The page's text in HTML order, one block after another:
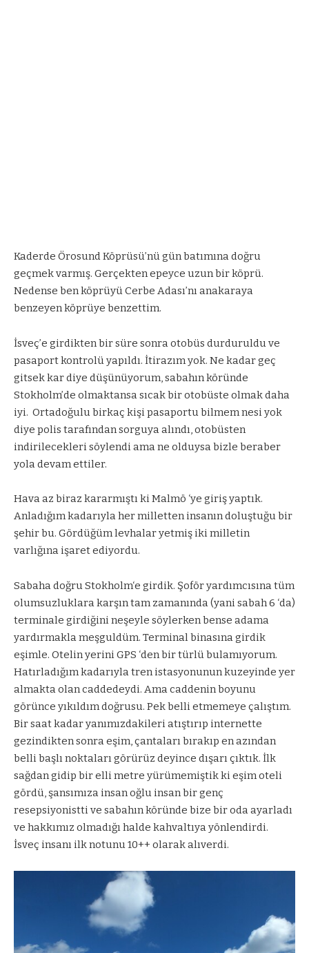
Kaderde Örosund Köprüsü’nü gün batımına doğru
geçmek varmış. Gerçekten epeyce uzun bir köprü.
Nedense ben köprüyü Cerbe Adası’nı anakaraya
benzeyen köprüye benzettim.
İsveç’e girdikten bir süre sonra otobüs durduruldu ve
pasaport kontrolü yapıldı. İtirazım yok. Ne kadar geç
gitsek kar diye düşünüyorum, sabahın köründe
Stokholm’de olmaktansa sıcak bir otobüste olmak daha
iyi. Ortadoğulu birkaç kişi pasaportu bilmem nesi yok
diye polis tarafından sorguya alındı, otobüsten
indirilecekleri söylendi ama ne olduysa bizle beraber
yola devam ettiler.
Hava az biraz kararmıştı ki Malmö ‘ye giriş yaptık.
Anladığım kadarıyla her milletten insanın doluştuğu bir
şehir bu. Gördüğüm levhalar yetmiş iki milletin
varlığına işaret ediyordu.
Sabaha doğru Stokholm‘e girdik. Şoför yardımcısına tüm
olumsuzluklara karşın tam zamanında (yani sabah 6 ‘da)
terminale girdiğini neşeyle söylerken bense adama
yardırmakla meşguldüm. Terminal binasına girdik
eşimle. Otelin yerini GPS ‘den bir türlü bulamıyorum.
Hatırladığım kadarıyla tren istasyonunun kuzeyinde yer
almakta olan caddedeydi. Ama caddenin boyunu
görünce yıkıldım doğrusu. Pek belli etmemeye çalıştım.
Bir saat kadar yanımızdakileri atıştırıp internette
gezindikten sonra eşim, çantaları bırakıp en azından
belli başlı noktaları görürüz deyince dışarı çıktık. İlk
sağdan gidip bir elli metre yürümemiştik ki eşim oteli
gördü, şansımıza insan oğlu insan bir genç
resepsiyonistti ve sabahın köründe bize bir oda ayarladı
ve hakkımız olmadığı halde kahvaltıya yönlendirdi.
İsveç insanı ilk notunu 10++ olarak alıverdi.